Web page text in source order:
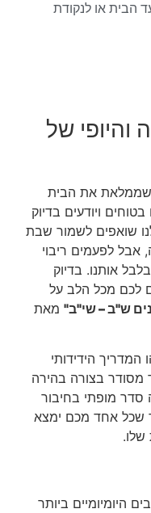
הבית או לנקודת
של
שממלאת את הבית
ויודעים בדיוק
שואפים לשמור שבת
אבל לפעמים ריבוי
אותנו. בדיוק
לכם מכל הלב על
ש"ב – שי"ב"מאת
הידידותי
בצורה בהירה
סדר מופתי בחיבור
שכל אחד מכם ימצא
היומיומיים ביותר